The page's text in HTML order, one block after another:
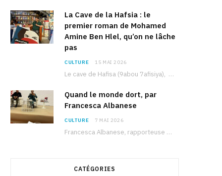
La Cave de la Hafsia : le
premier roman de Mohamed
Amine Ben Hlel, qu’on ne lâche
pas
CULTURE 15 MAI 2026
Le cave de Hafisa (9abou 7afisiya), premier roman du journaliste tunisien Mohamed Amine Ben Hlel,…
Quand le monde dort, par
Francesca Albanese
CULTURE 7 MAI 2026
Francesca Albanese, rapporteuse spéciale de l’ONU sur les territoires palestiniens occupés, était à Tunis pour…
CATÉGORIES